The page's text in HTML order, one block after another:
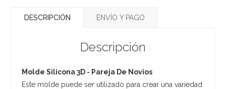
DESCRIPCIÓN ENVÍO Y PAGO
Descripción
Molde Silicona 3D - Pareja De Novios
Este molde puede ser utilizado para crear una variedad